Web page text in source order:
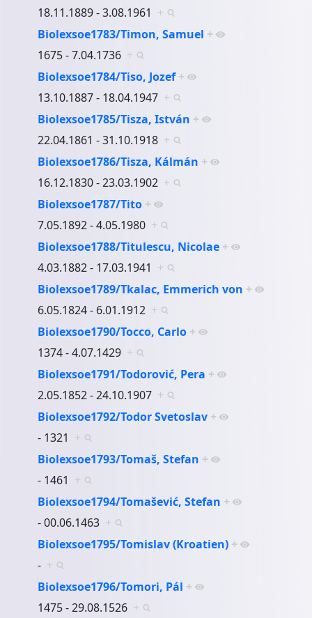
18.11.1889 - 3.08.1961 +
Biolexsoe1783/Timon, Samuel +
1675 - 7.04.1736 +
Biolexsoe1784/Tiso, Jozef +
13.10.1887 - 18.04.1947 +
Biolexsoe1785/Tisza, István +
22.04.1861 - 31.10.1918 +
Biolexsoe1786/Tisza, Kálmán +
16.12.1830 - 23.03.1902 +
Biolexsoe1787/Tito +
7.05.1892 - 4.05.1980 +
Biolexsoe1788/Titulescu, Nicolae +
4.03.1882 - 17.03.1941 +
Biolexsoe1789/Tkalac, Emmerich von +
6.05.1824 - 6.01.1912 +
Biolexsoe1790/Tocco, Carlo +
1374 - 4.07.1429 +
Biolexsoe1791/Todorović, Pera +
2.05.1852 - 24.10.1907 +
Biolexsoe1792/Todor Svetoslav +
- 1321 +
Biolexsoe1793/Tomaš, Stefan +
- 1461 +
Biolexsoe1794/Tomašević, Stefan +
- 00.06.1463 +
Biolexsoe1795/Tomislav (Kroatien) +
- +
Biolexsoe1796/Tomori, Pál +
1475 - 29.08.1526 +